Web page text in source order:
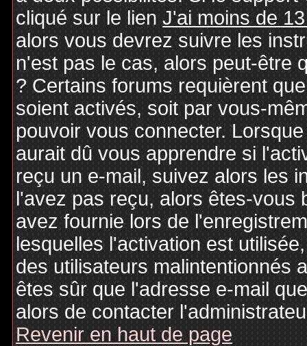
cliqué sur le lienJ'ai moins de
alors vous devrez suivre les
n'est pas le cas, alors peut-être
? Certains forums requièrent
soient activés, soit par vous-
pouvoir vous connecter.
aurait dû vous apprendre si
reçu un e-mail, suivez alors les
l'avez pas reçu, alors êtes-vous
avez fournie lors de
lesquelles l'activation est
des utilisateurs malintentionnés
êtes sûr que l'adresse e-mail
alors de contacter
Revenir en haut de page